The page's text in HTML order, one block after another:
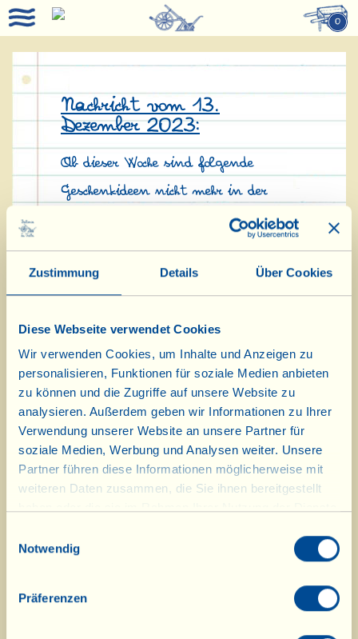
Zustimmung Details Über Cookies
Diese Webseite verwendet Cookies
Wir verwenden Cookies, um Inhalte und Anzeigen zu
personalisieren, Funktionen für soziale Medien anbieten
zu können und die Zugriffe auf unsere Website zu
analysieren. Außerdem geben wir Informationen zu Ihrer
Verwendung unserer Website an unsere Partner für
soziale Medien, Werbung und Analysen weiter. Unsere
Partner führen diese Informationen möglicherweise mit
weiteren Daten zusammen, die Sie ihnen bereitgestellt
Notwendig
Präferenzen
0
Nachricht vom 13.
Dezember 2023:
Ab dieser Woche sind folgende
Geschenkideen nicht mehr in der
Geschenkpackung– Kandierte Bio-
ausverkauft
Geschenkpackung– Der
Spaghettizähler: ausverkauft
Geschenkpackung– Der Barriquefass-
Pecorino:ausverkauft
Geschenkpackung– Der große
Die anderen Körbe und Spezialitäten